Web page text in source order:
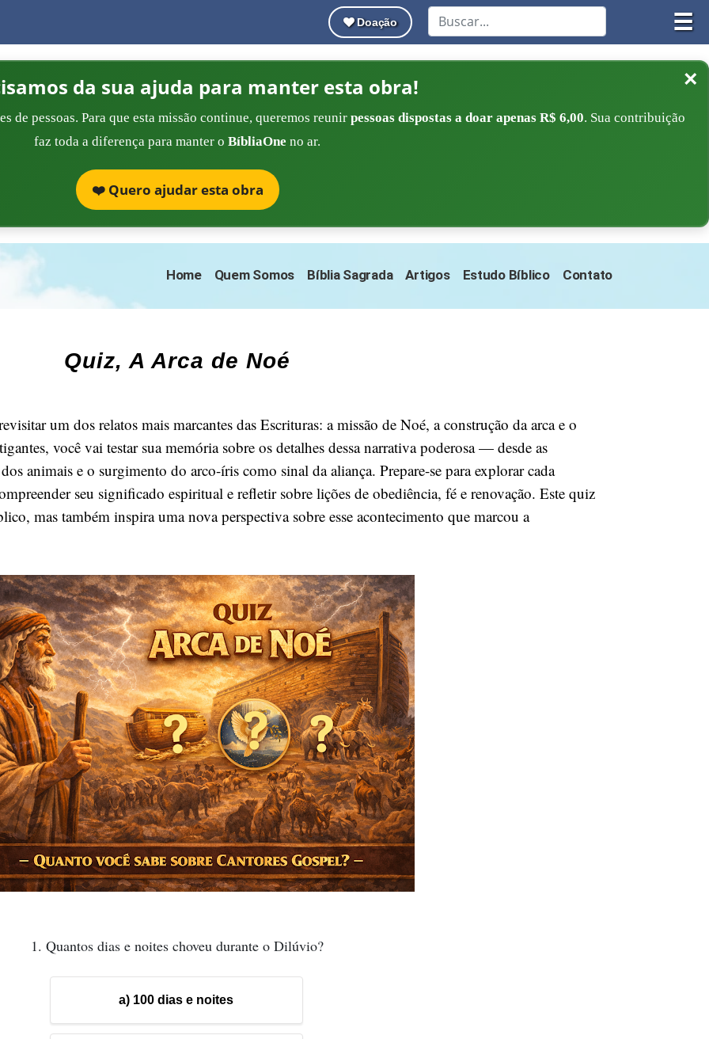
☰
Doação
×
da sua ajuda para manter esta obra!
de pessoas. Para que esta missão continue, queremos reunir pessoas dispostas a doar apenas R$ 6,00. Sua contribuição
faz toda a diferença para manter o BíbliaOne no ar.
❤️ Quero ajudar esta obra
Home Quem Somos Bíblia Sagrada Artigos Estudo Bíblico Contato
Quiz, A Arca de Noé
um dos relatos mais marcantes das Escrituras: a missão de Noé, a construção da arca e o
você vai testar sua memória sobre os detalhes dessa narrativa poderosa — desde as
animais e o surgimento do arco-íris como sinal da aliança. Prepare-se para explorar cada
seu significado espiritual e refletir sobre lições de obediência, fé e renovação. Este quiz
mas também inspira uma nova perspectiva sobre esse acontecimento que marcou a
1. Quantos dias e noites choveu durante o Dilúvio?
a) 100 dias e noites